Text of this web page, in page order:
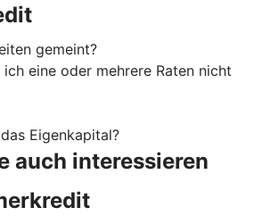
gemeint?
eine oder mehrere Raten nicht
Eigenkapital?
auch interessieren